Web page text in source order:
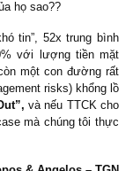
kinh nghiệm của
ngoài cho
viễn (!) Nếu độc
chừa câu trả lời ấy
dấu hiệu ở phía
3 lí do chính, thì